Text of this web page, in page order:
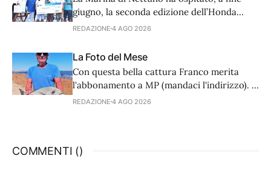
giugno, la seconda edizione dell’Honda
Marine Cup, un meeting di pesca al tonno
casa nipponica.
REDAZIONE 4 AGO 2026
La Foto del Mese
Con questa bella cattura Franco merita
l'abbonamento a MP (mandaci l'indirizzo). E
voi, cosa aspettate a inviarci le vostre
REDAZIONE 4 AGO 2026
COMMENTI ()